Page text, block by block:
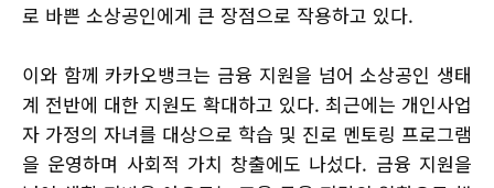
로 바쁜 소상공인에게 큰 장점으로 작용하고 있다.
이와 함께 카카오뱅크는 금융 지원을 넘어 소상공인 생태
계 전반에 대한 지원도 확대하고 있다. 최근에는 개인사업
자 가정의 자녀를 대상으로 학습 및 진로 멘토링 프로그램
을 운영하며 사회적 가치 창출에도 나섰다. 금융 지원을